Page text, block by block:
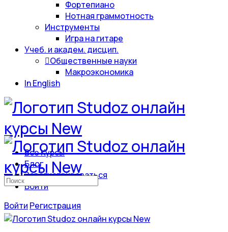
Фортепиано
Нотная граммотность
Инструменты
Игра на гитаре
Учеб. и академ. дисцип.
Общественные науки
Макроэкономика
In English
Все Курсы
Блог
Зарегистрироваться
Войти
Войти Регистрация
Искать: